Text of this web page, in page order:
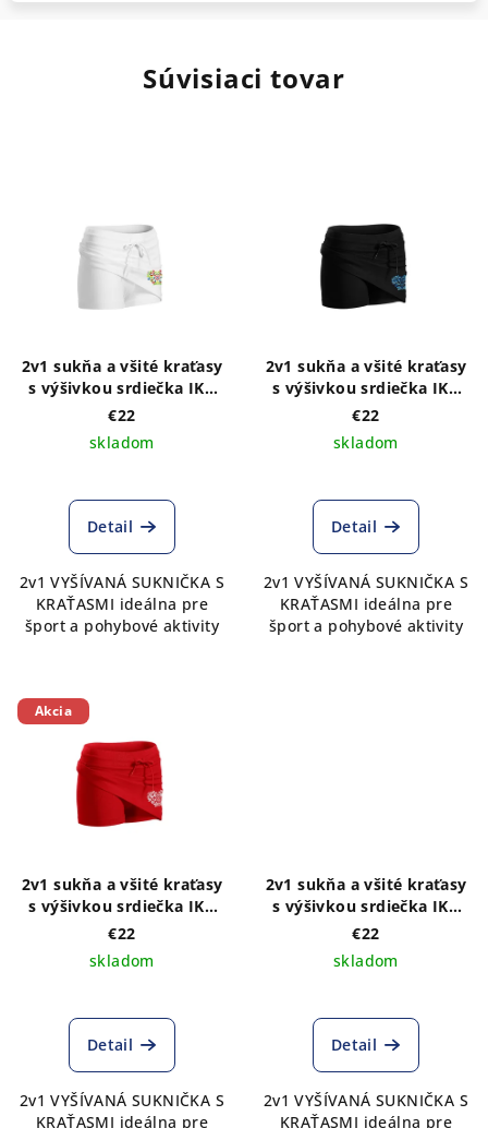
Súvisiaci tovar
2v1 sukňa a všité kraťasy
s výšivkou srdiečka IKA
folk - výber farieb sukne
€22
skladom
Detail
2v1 VYŠÍVANÁ SUKNIČKA S
KRAŤASMI ideálna pre
šport a pohybové aktivity
2v1 sukňa a všité kraťasy
s výšivkou srdiečka IKA
modrá - výber farieb
sukne
€22
skladom
Detail
2v1 VYŠÍVANÁ SUKNIČKA S
KRAŤASMI ideálna pre
šport a pohybové aktivity
Akcia
2v1 sukňa a všité kraťasy
s výšivkou srdiečka IKA
biela- výber farieb sukne
€22
skladom
Detail
2v1 VYŠÍVANÁ SUKNIČKA S
KRAŤASMI ideálna pre
2v1 sukňa a všité kraťasy
s výšivkou srdiečka IKA
ružová- výber farieb
€22
skladom
Detail
2v1 VYŠÍVANÁ SUKNIČKA S
KRAŤASMI ideálna pre